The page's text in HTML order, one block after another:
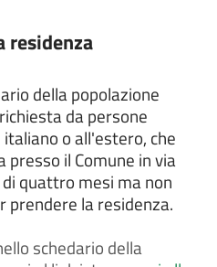
Unica
eventi e manifestazioni
delle associazioni
degli scrutatori
dei giudici popolari
residenza
della popolazione
da persone
o all'estero, che
il Comune in via
quattro mesi ma non
prendere la residenza.
schedario della